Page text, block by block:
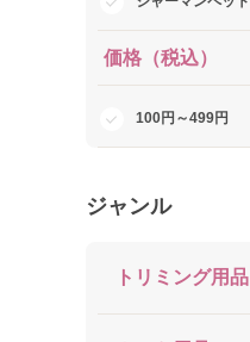
価格（税込）
100円～499円
ジャンル
トリミング用品